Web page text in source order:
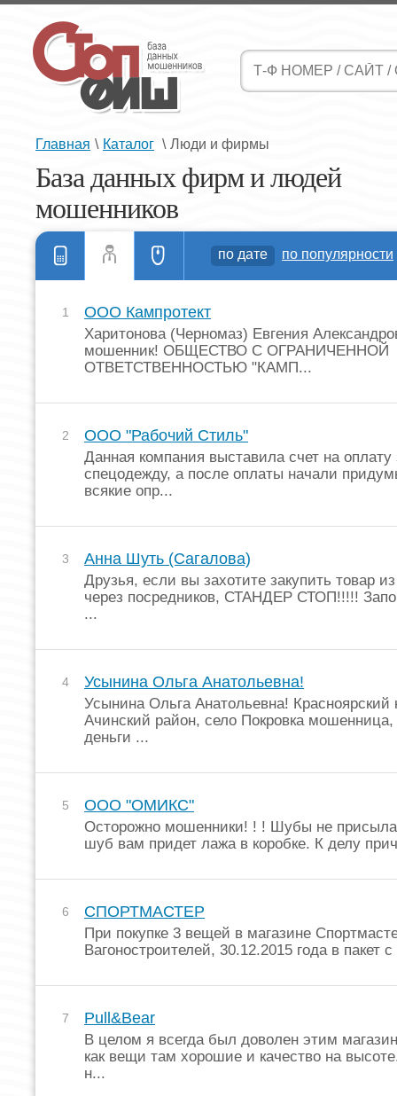
Главная \ Каталог \ Люди и фирмы
База данных фирм и людей
мошенников
по дате по популярности
1 ООО Кампротект
Харитонова (Черномаз) Евгения
мошенник! ОБЩЕСТВО С ОГРАНИЧЕННОЙ
ОТВЕТСТВЕННОСТЬЮ "КАМП...
2 ООО "Рабочий Стиль"
Данная компания выставила счет на оплату
спецодежду, а после оплаты начали
всякие опр...
3 Анна Шуть (Сагалова)
Друзья, если вы захотите закупить товар
через посредников, СТАНДЕР СТОП!!!!!
...
4 Усынина Ольга Анатольевна!
Усынина Ольга Анатольевна! Красноярский
Ачинский район, село Покровка мошенница,
деньги ...
5 ООО "ОМИКС"
Осторожно мошенники! ! ! Шубы не
шуб вам придет лажа в коробке. К делу
6 СПОРТМАСТЕР
При покупке 3 вещей в магазине
Вагоностроителей, 30.12.2015 года в пакет с
7 Pull&Bear
В целом я всегда был доволен этим
как вещи там хорошие и качество на
н...